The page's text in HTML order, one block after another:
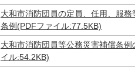
大和市消防団員の定員、任用、服
条例(PDFファイル:77.5KB)
大和市消防団員等公務災害補償条
イル:54.2KB)